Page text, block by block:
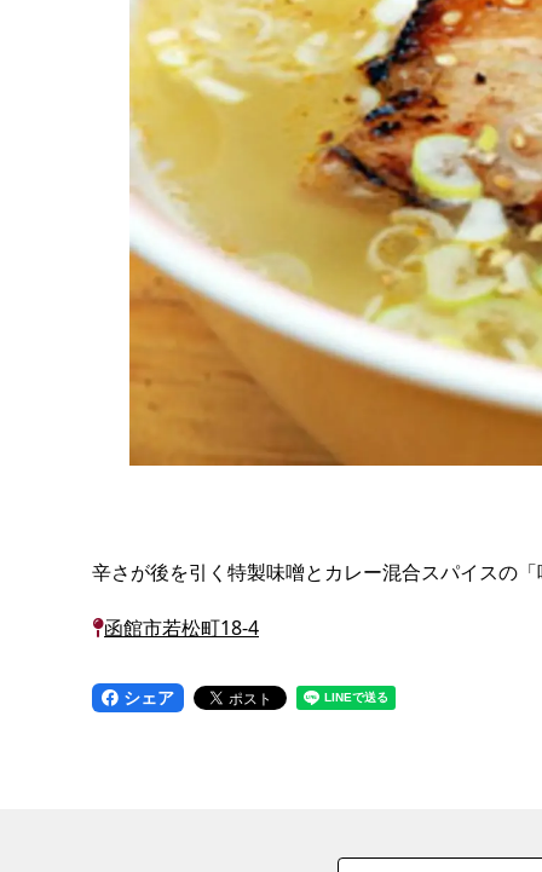
辛さが後を引く特製味噌とカレー混合スパイスの
函館市若松町18-4
シェア